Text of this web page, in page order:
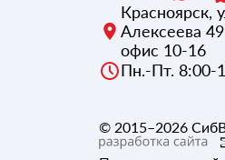
Красноярск,
Алексеева
офис 10-16
Пн.-Пт. 8:00-
© 2015–2026